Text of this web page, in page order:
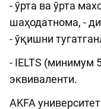
- ўрта ва ўрта
шаҳодатнома, -
- ўқишни
- IELTS (минимум
эквиваленти.
AKFA